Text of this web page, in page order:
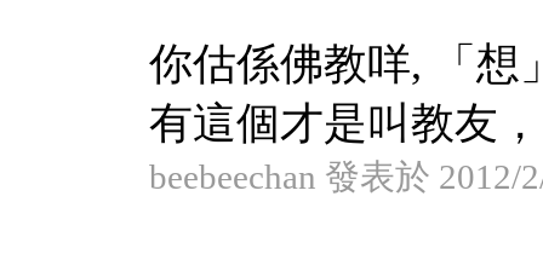
你估係佛教咩, 「想
有這個才是叫教友
beebeechan 發表於 2012/